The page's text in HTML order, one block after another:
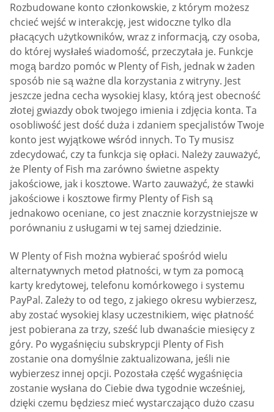
Rozbudowane konto członkowskie, z którym możesz
chcieć wejść w interakcję, jest widoczne tylko dla
płacących użytkowników, wraz z informacją, czy osoba,
do której wysłałeś wiadomość, przeczytała je. Funkcje
mogą bardzo pomóc w Plenty of Fish, jednak w żaden
sposób nie są ważne dla korzystania z witryny. Jest
jeszcze jedna cecha wysokiej klasy, którą jest obecność
złotej gwiazdy obok twojego imienia i zdjęcia konta. Ta
osobliwość jest dość duża i zdaniem specjalistów Twoje
konto jest wyjątkowe wśród innych. To Ty musisz
zdecydować, czy ta funkcja się opłaci. Należy zauważyć,
że Plenty of Fish ma zarówno świetne aspekty
jakościowe, jak i kosztowe. Warto zauważyć, że stawki
jakościowe i kosztowe firmy Plenty of Fish są
jednakowo oceniane, co jest znacznie korzystniejsze w
porównaniu z usługami w tej samej dziedzinie.
W Plenty of Fish można wybierać spośród wielu
alternatywnych metod płatności, w tym za pomocą
karty kredytowej, telefonu komórkowego i systemu
PayPal. Zależy to od tego, z jakiego okresu wybierzesz,
aby zostać wysokiej klasy uczestnikiem, więc płatność
jest pobierana za trzy, sześć lub dwanaście miesięcy z
góry. Po wygaśnięciu subskrypcji Plenty of Fish
zostanie ona domyślnie zaktualizowana, jeśli nie
wybierzesz innej opcji. Pozostała część wygaśnięcia
zostanie wysłana do Ciebie dwa tygodnie wcześniej,
dzięki czemu będziesz mieć wystarczająco dużo czasu